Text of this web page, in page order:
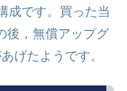
成です。買った当
後，無償アップグ
げたようです。